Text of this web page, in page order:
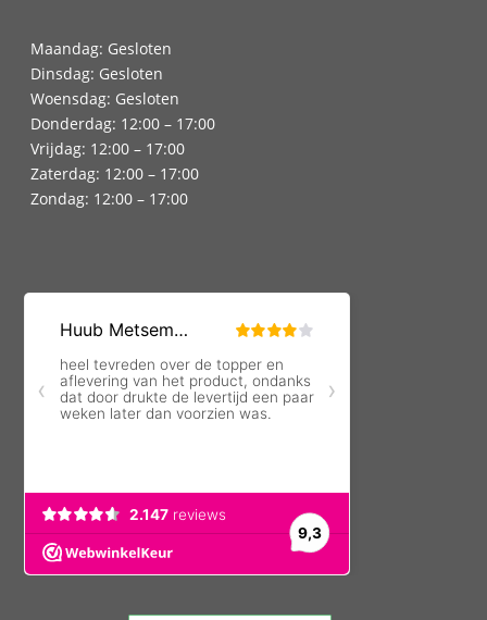
Maandag: Gesloten
Dinsdag: Gesloten
Woensdag: Gesloten
Donderdag: 12:00 – 17:00
Vrijdag: 12:00 – 17:00
Zaterdag: 12:00 – 17:00
Zondag: 12:00 – 17:00